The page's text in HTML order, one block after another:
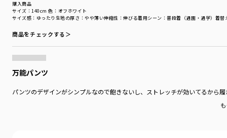
購入商品
サイズ感 ：ゆったり 生地の厚さ ：やや薄い伸縮性 ：伸びる着用シーン ：普段着（通園・通学） 着替
サイズ：140cm 色：オフホワイト
商品をチェックする＞
万能パンツ
パンツのデザインがシンプルなので飽きないし、ストレッチが効いてるから
おしりを包みこむ形状で、しゃがんだときに
ずれにくい安心設計です。
サイズ：サイズ110
シーズン
／ アウトレット